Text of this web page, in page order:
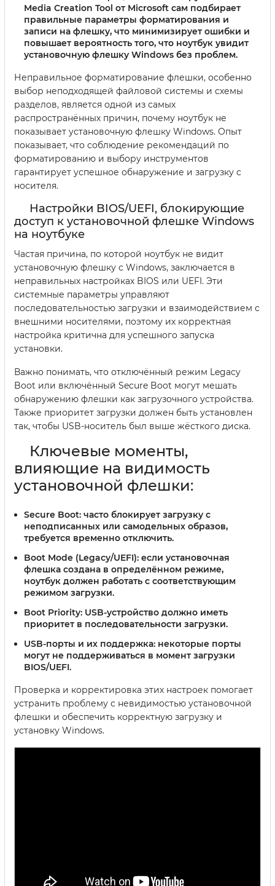
Media Creation Tool от Microsoft сам подбирает
правильные параметры форматирования и
записи на флешку, что минимизирует ошибки и
повышает вероятность того, что ноутбук увидит
установочную флешку Windows без проблем.
Неправильное форматирование флешки, особенно
выбор неподходящей файловой системы и схемы
разделов, является одной из самых
распространённых причин, почему ноутбук не
показывает установочную флешку Windows. Опыт
показывает, что соблюдение рекомендаций по
форматированию и выбору инструментов
гарантирует успешное обнаружение и загрузку с
носителя.
Настройки BIOS/UEFI, блокирующие
доступ к установочной флешке Windows
на ноутбуке
Частая причина, по которой ноутбук не видит
установочную флешку с Windows, заключается в
неправильных настройках BIOS или UEFI. Эти
системные параметры управляют
последовательностью загрузки и взаимодействием с
внешними носителями, поэтому их корректная
настройка критична для успешного запуска
установки.
Важно понимать, что отключённый режим Legacy
Boot или включённый Secure Boot могут мешать
обнаружению флешки как загрузочного устройства.
Также приоритет загрузки должен быть установлен
так, чтобы USB-носитель был выше жёсткого диска.
Ключевые моменты,
влияющие на видимость
установочной флешки:
Secure Boot: часто блокирует загрузку с
неподписанных или самодельных образов,
требуется временно отключить.
Boot Mode (Legacy/UEFI): если установочная
флешка создана в определённом режиме,
ноутбук должен работать с соответствующим
режимом загрузки.
Boot Priority: USB-устройство должно иметь
приоритет в последовательности загрузки.
USB-порты и их поддержка: некоторые порты
могут не поддерживаться в момент загрузки
BIOS/UEFI.
Проверка и корректировка этих настроек помогает
устранить проблему с невидимостью установочной
флешки и обеспечить корректную загрузку и
установку Windows.